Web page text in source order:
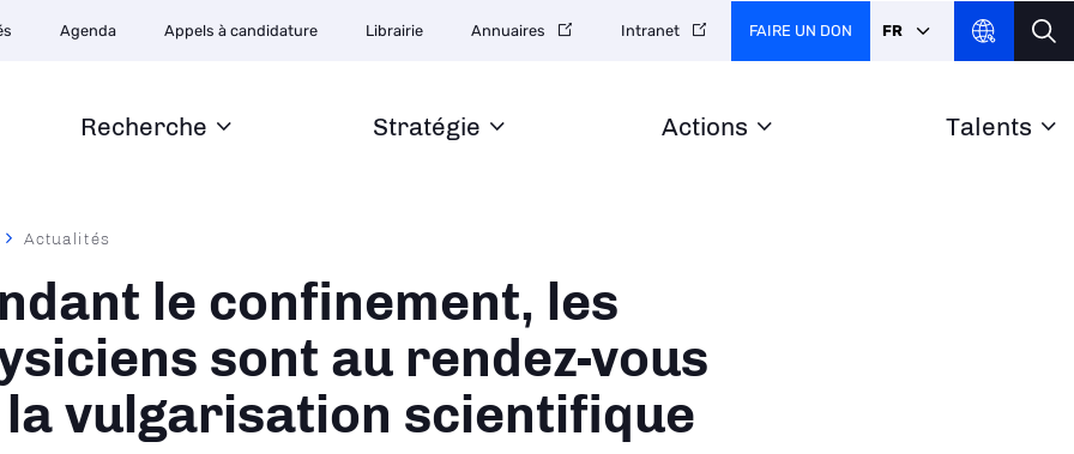
Recherche Stratégie Actions Talents
Agenda Appels à candidature Librairie Annuaires Intranet FAIRE UN DON FR
Actualités
le confinement, les
sont au rendez-vous
la vulgarisation scientifique